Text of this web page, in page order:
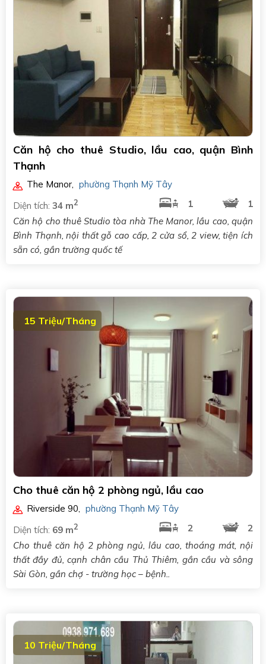
Căn hộ cho thuê Studio, lầu cao, quận Bình
Thạnh
The Manor, phường Thạnh Mỹ Tây
Diện tích: 34 m2 1
1
Căn hộ cho thuê Studio tòa nhà The Manor, lầu cao, quận
Bình Thạnh, nội thất gỗ cao cấp, 2 cửa sổ, 2 view, tiện ích
sẵn có, gần trường quốc tế
15 Triệu/Tháng
Cho thuê căn hộ 2 phòng ngủ, lầu cao
Riverside 90
phường Thạnh Mỹ Tây
Diện tích: 69 m2 2
2
Cho thuê căn hộ 2 phòng ngủ, lầu cao, thoáng mát, nội
thất đầy đủ, cạnh chân cầu Thủ Thiêm, gần cầu và sông
Sài Gòn, gần chợ - trường học – bệnh..
10 Triệu/Tháng